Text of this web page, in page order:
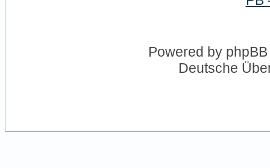
Powered by phpBB
Deutsche